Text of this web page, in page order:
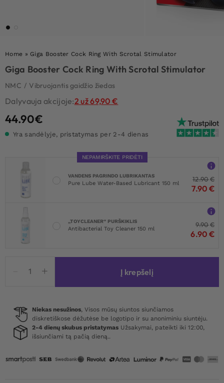
Home » Giga Booster Cock Ring With Scrotal Stimulator
Giga Booster Cock Ring With Scrotal Stimulator
NMC / Vibruojantis gaidžio žiedas
Dalyvauja akcijoje:2 už 69,90 €
44.90€
Yra sandėlyje, pristatymas per 2-4 dienas
NEPAMIRŠKITE PRIDĖTI
VANDENS PAGRINDO LUBRIKANTAS
Pure Lube Water-Based Lubricant 150 ml
12.90€
7.90 €
„TOYCLEANER“ PURŠKIKLIS
Antibacterial Toy Cleaner 150 ml
9.90€
6.90 €
kiekis:
Cock
Ring
With
Stimulator
Į krepšelį
Niekas nesužinos, Visos mūsų siuntos siunčiamos
diskretiškose dėžutėse be logotipo ir su anoniminiu siuntėju.
2-4 dienų skubus pristatymas Užsakymai, pateikti iki 12:00,
išsiunčiami tą pačią dieną..